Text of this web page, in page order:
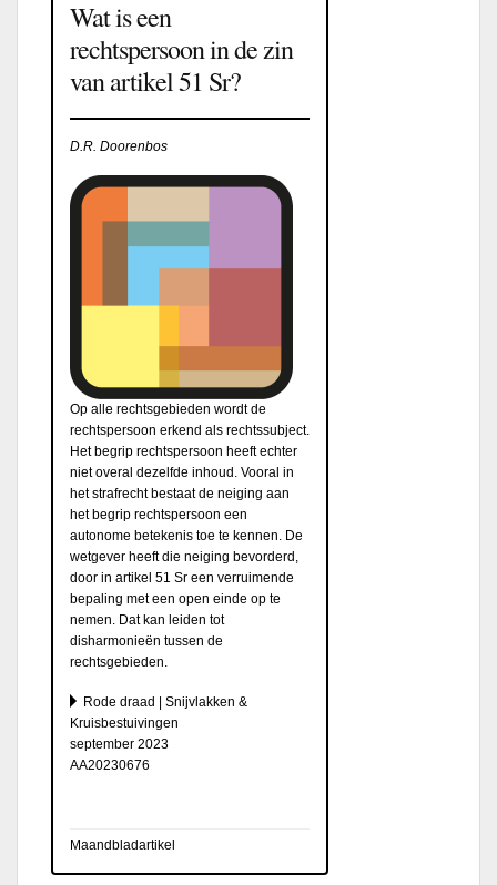
Wat is een
rechtspersoon in de zin
van artikel 51 Sr?
D.R. Doorenbos
Op alle rechtsgebieden wordt de
rechtspersoon erkend als rechtssubject.
Het begrip rechtspersoon heeft echter
niet overal dezelfde inhoud. Vooral in
het strafrecht bestaat de neiging aan
het begrip rechtspersoon een
autonome betekenis toe te kennen. De
wetgever heeft die neiging bevorderd,
door in artikel 51 Sr een verruimende
bepaling met een open einde op te
nemen. Dat kan leiden tot
disharmonieën tussen de
rechtsgebieden.
Rode draad | Snijvlakken &
Kruisbestuivingen
september 2023
AA20230676
Maandbladartikel